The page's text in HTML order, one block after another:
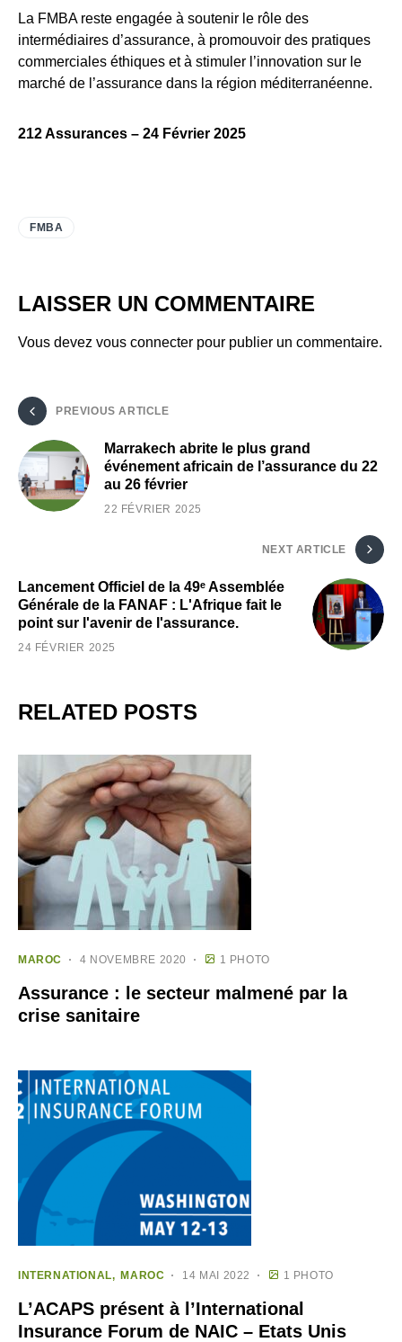
La FMBA reste engagée à soutenir le rôle des
intermédiaires d’assurance, à promouvoir des pratiques
commerciales éthiques et à stimuler l’innovation sur le
marché de l’assurance dans la région méditerranéenne.
212 Assurances – 24 Février 2025
FMBA
LAISSER UN COMMENTAIRE
Vous devez vous connecter pour publier un commentaire.
PREVIOUS ARTICLE
Marrakech abrite le plus grand
événement africain de l’assurance du 22
au 26 février
22 FÉVRIER 2025
NEXT ARTICLE
Lancement Officiel de la 49ᵉ Assemblée
Générale de la FANAF : L'Afrique fait le
point sur l'avenir de l'assurance.
24 FÉVRIER 2025
RELATED POSTS
MAROC 4 NOVEMBRE 2020 1 PHOTO
Assurance : le secteur malmené par la
crise sanitaire
INTERNATIONAL MAROC 14 MAI 2022 1 PHOTO
L’ACAPS présent à l’International
Insurance Forum de NAIC – Etats Unis